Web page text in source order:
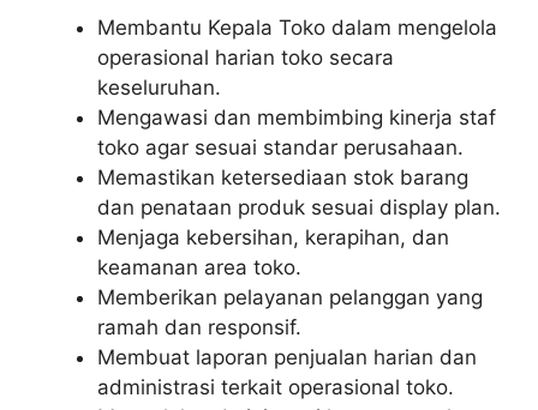
Membantu Kepala Toko dalam mengelola
operasional harian toko secara
keseluruhan.
Mengawasi dan membimbing kinerja staf
toko agar sesuai standar perusahaan.
Memastikan ketersediaan stok barang
dan penataan produk sesuai display plan.
Menjaga kebersihan, kerapihan, dan
keamanan area toko.
Memberikan pelayanan pelanggan yang
ramah dan responsif.
Membuat laporan penjualan harian dan
administrasi terkait operasional toko.